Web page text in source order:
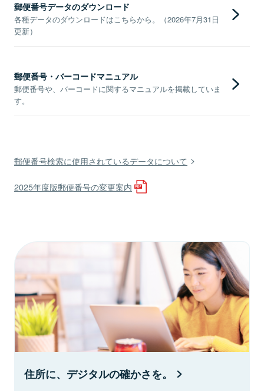
郵便番号データのダウンロード
各種データのダウンロードはこちらから。（2026年7月31日
更新）
郵便番号・バーコードマニュアル
郵便番号や、バーコードに関するマニュアルを掲載していま
す。
郵便番号検索に使用されているデータについて
2025年度版郵便番号の変更案内
住所に、デジタルの確かさを。